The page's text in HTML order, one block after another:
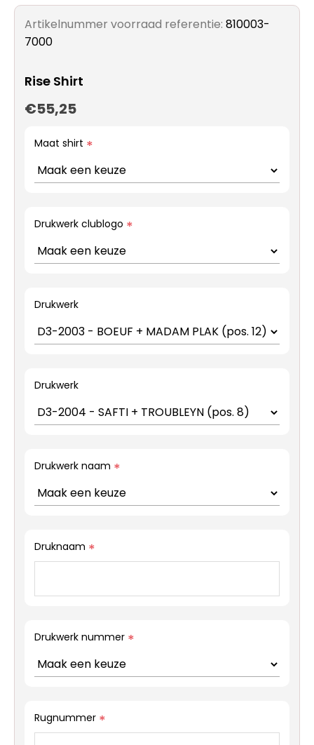
Artikelnummer voorraad referentie: 810003-
7000
Rise Shirt
€55,25
Maat shirt *
Drukwerk clublogo *
Drukwerk
Drukwerk
Drukwerk naam *
Druknaam *
Drukwerk nummer *
Rugnummer *